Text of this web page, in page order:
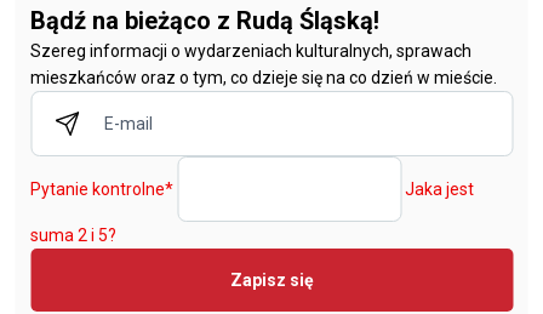
Bądź na bieżąco z Rudą Śląską!
Szereg informacji o wydarzeniach kulturalnych, sprawach
mieszkańców oraz o tym, co dzieje się na co dzień w mieście.
Pytanie kontrolne* Jaka jest
suma 2 i 5?
Zapisz się